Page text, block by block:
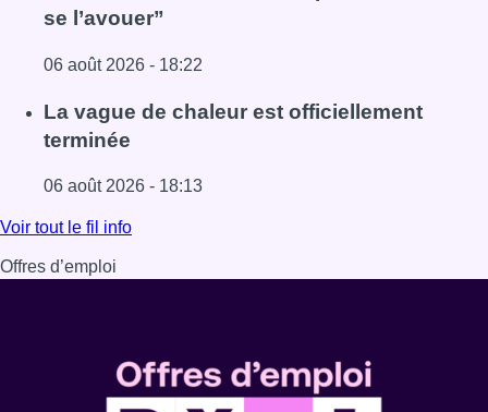
se l’avouer”
06 août 2026 - 18:22
Lire l'article À Bruxelles, le blocus s’invite dans des lieux
La vague de chaleur est officiellement
terminée
06 août 2026 - 18:13
Lire l'article La vague de chaleur est officiellement
Voir tout le fil info
Offres d’emploi